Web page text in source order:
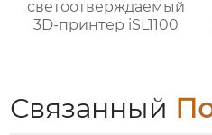
светоотверждаемый
3D-принтер iSL1100
Связанный